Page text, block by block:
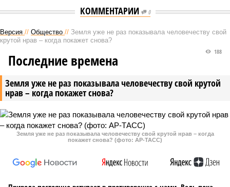
КОММЕНТАРИИ 0
Версия // Общество // Земля уже не раз показывала человечеству свой
крутой нрав – когда покажет снова?
Земля уже не раз показывала человечеству свой крутой
нрав – когда покажет снова?
188
Последние времена
Земля уже не раз показывала человечеству свой крутой нрав – когда
покажет снова? (фото: АР-ТАСС)